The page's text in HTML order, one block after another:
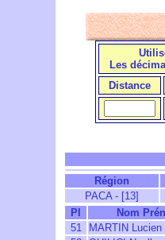
Les
Distance
Région
PACA - [13]
Pl
Nom
51
MARTIN Lucien